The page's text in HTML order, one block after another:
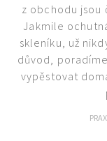
z obchodu jsou
Jakmile
skleníku, už
důvod,
vypěstovat